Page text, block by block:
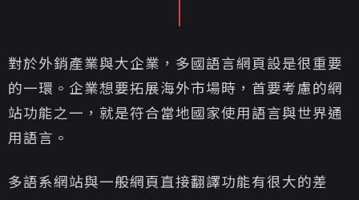
對於外銷產業與大企業，多國語言網頁設是很重要
的一環。企業想要拓展海外市場時，首要考慮的網
站功能之一，就是符合當地國家使用語言與世界通
用語言。
多語系網站與一般網頁直接翻譯功能有很大的差